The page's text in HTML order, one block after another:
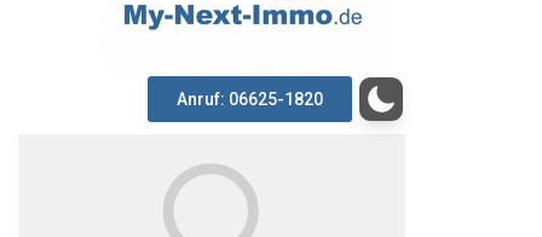
Anruf: 06625-1820